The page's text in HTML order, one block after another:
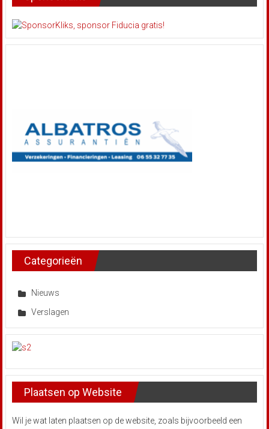
Categorieën
Nieuws
Verslagen
Plaatsen op Website
Wil je wat laten plaatsen op de website, zoals bijvoorbeeld een